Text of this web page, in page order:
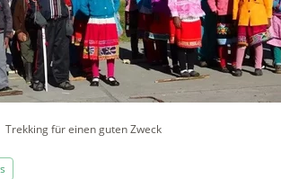
Trekking für einen guten Zweck